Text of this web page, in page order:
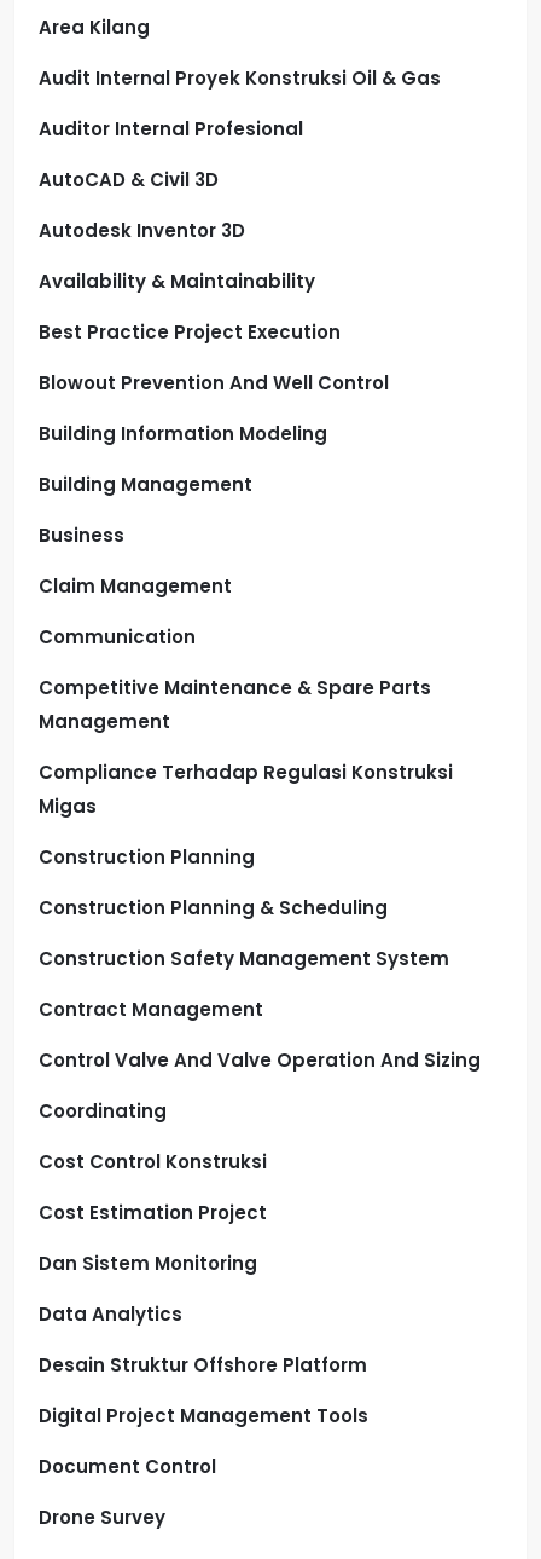
Area Kilang
Audit Internal Proyek Konstruksi Oil & Gas
Auditor Internal Profesional
AutoCAD & Civil 3D
Autodesk Inventor 3D
Availability & Maintainability
Best Practice Project Execution
Blowout Prevention And Well Control
Building Information Modeling
Building Management
Business
Claim Management
Communication
Competitive Maintenance & Spare Parts
Management
Compliance Terhadap Regulasi Konstruksi
Migas
Construction Planning
Construction Planning & Scheduling
Construction Safety Management System
Contract Management
Control Valve And Valve Operation And Sizing
Coordinating
Cost Control Konstruksi
Cost Estimation Project
Dan Sistem Monitoring
Data Analytics
Desain Struktur Offshore Platform
Digital Project Management Tools
Document Control
Drone Survey